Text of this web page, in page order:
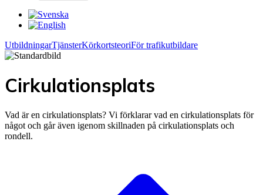
UtbildningarTjänsterKörkortsteoriFör trafikutbildare
Cirkulationsplats
Vad är en cirkulationsplats? Vi förklarar vad en cirkulationsplats för
något och går även igenom skillnaden på cirkulationsplats och
rondell.